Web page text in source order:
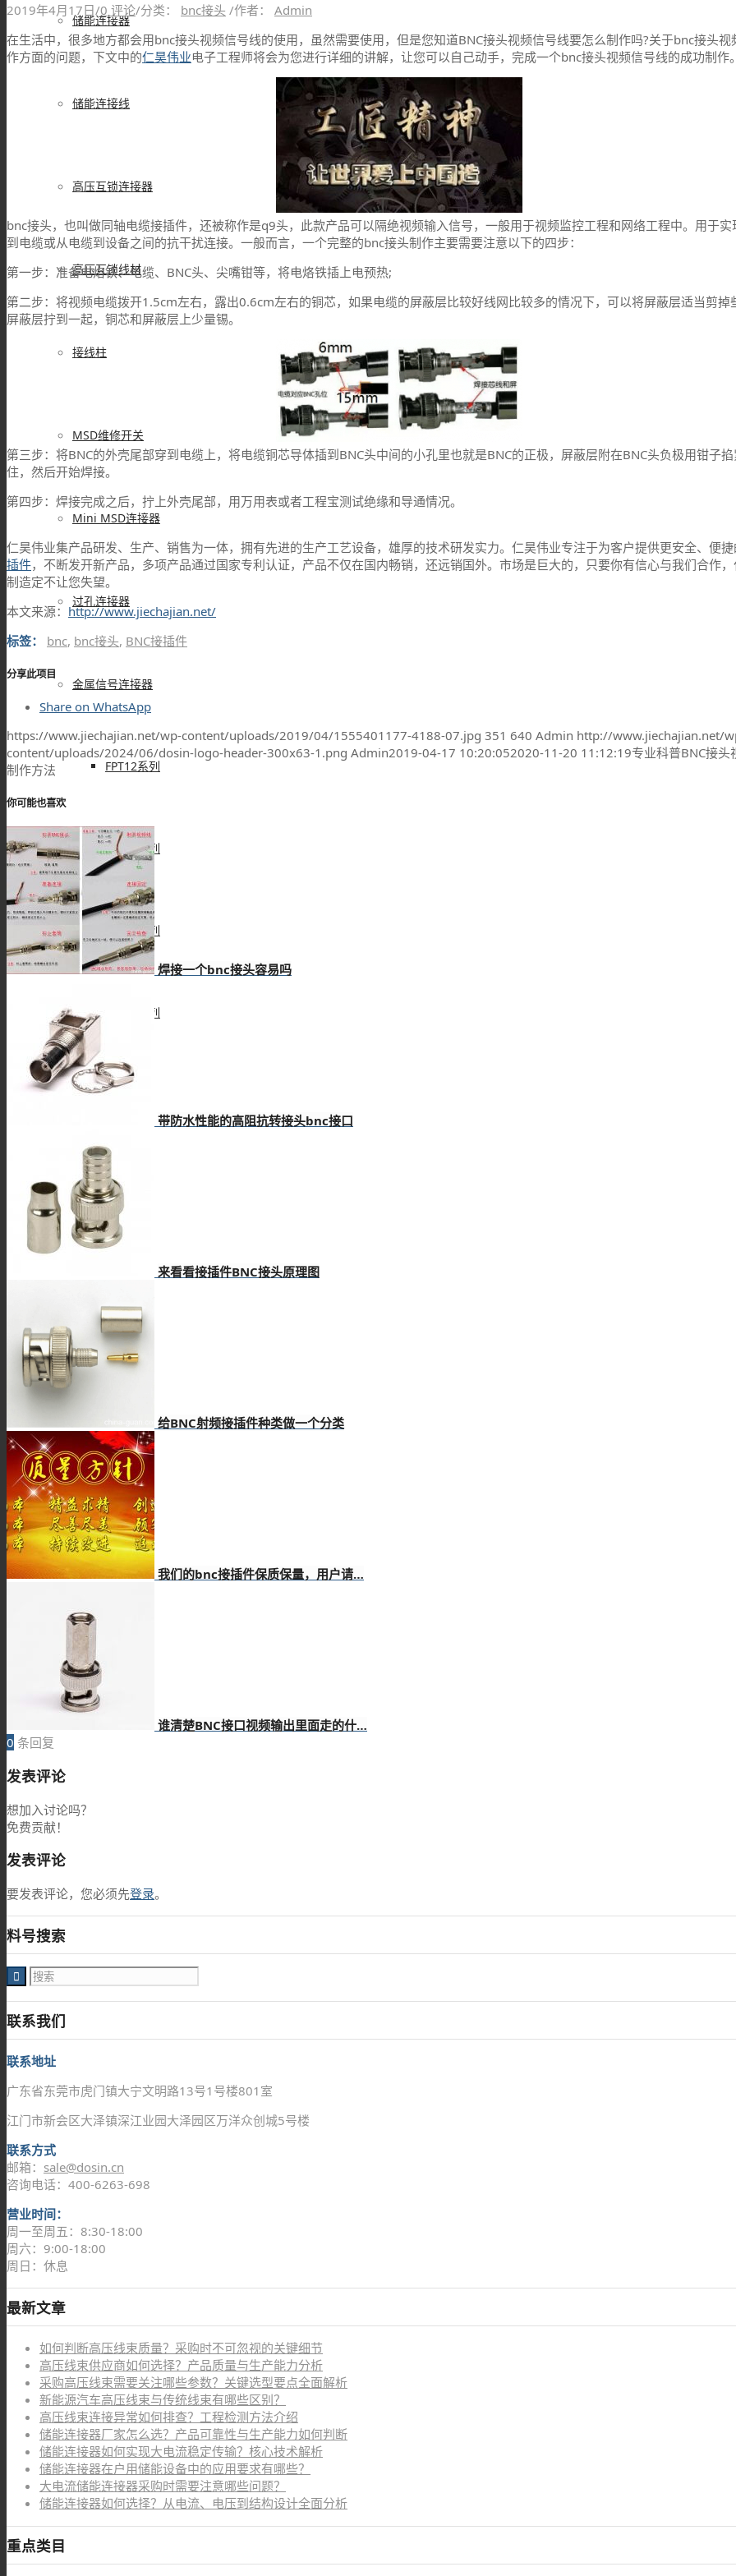
储能连接器
储能连接线
高压互锁连接器
高压互锁线材
接线柱
MSD维修开关
Mini MSD连接器
过孔连接器
金属信号连接器
FPT12系列
FPT16系列
FPT18系列
FPT22系列
欧标交流枪
TL系列
联系我们
解决方案
技术资料
菜单
2019年4月17日/0 评论/分类： bnc接头 /作者： Admin
在生活中，很多地方都会用bnc接头视频信号线的使用，虽然需要使用，但是您知道BNC接头视频信号线要怎么制作吗?关于bnc接头视
作方面的问题，下文中的仁昊伟业电子工程师将会为您进行详细的讲解，让您可以自己动手，完成一个bnc接头视频信号线的成功制作。
bnc接头，也叫做同轴电缆接插件，还被称作是q9头，此款产品可以隔绝视频输入信号，一般用于视频监控工程和网络工程中。用于实
到电缆或从电缆到设备之间的抗干扰连接。一般而言，一个完整的bnc接头制作主要需要注意以下的四步：
第一步：准备电烙铁、电缆、BNC头、尖嘴钳等，将电烙铁插上电预热;
第二步：将视频电缆拨开1.5cm左右，露出0.6cm左右的铜芯，如果电缆的屏蔽层比较好线网比较多的情况下，可以将屏蔽层适当剪掉
屏蔽层拧到一起，铜芯和屏蔽层上少量锡。
第三步：将BNC的外壳尾部穿到电缆上，将电缆铜芯导体插到BNC头中间的小孔里也就是BNC的正极，屏蔽层附在BNC头负极用钳子
住，然后开始焊接。
第四步：焊接完成之后，拧上外壳尾部，用万用表或者工程宝测试绝缘和导通情况。
仁昊伟业集产品研发、生产、销售为一体，拥有先进的生产工艺设备，雄厚的技术研发实力。仁昊伟业专注于为客户提供更安全、便捷
插件，不断发开新产品，多项产品通过国家专利认证，产品不仅在国内畅销，还远销国外。市场是巨大的，只要你有信心与我们合作
制造定不让您失望。
本文来源： http://www.jiechajian.net/
标签：
bnc, bnc接头, BNC接插件
分享此项目
Share on WhatsApp
https://www.jiechajian.net/wp-content/uploads/2019/04/1555401177-4188-07.jpg 351 640 Admin http://www.jiechajian.net/
content/uploads/2024/06/dosin-logo-header-300x63-1.png Admin2019-04-17 10:20:052020-11-20 11:12:19专业科普BNC接头
制作方法
你可能也喜欢
焊接一个bnc接头容易吗
带防水性能的高阻抗转接头bnc接口
来看看接插件BNC接头原理图
给BNC射频接插件种类做一个分类
我们的bnc接插件保质保量，用户请…
谁清楚BNC接口视频输出里面走的什…
0 条回复
发表评论
想加入讨论吗？
免费贡献！
发表评论
要发表评论，您必须先登录。
料号搜索
联系我们
联系地址
广东省东莞市虎门镇大宁文明路13号1号楼801室
江门市新会区大泽镇深江业园大泽园区万洋众创城5号楼
联系方式
邮箱： sale@dosin.cn
咨询电话：400-6263-698
营业时间：
周一至周五：8:30-18:00
周六：9:00-18:00
周日：休息
最新文章
如何判断高压线束质量？采购时不可忽视的关键细节
高压线束供应商如何选择？产品质量与生产能力分析
采购高压线束需要关注哪些参数？关键选型要点全面解析
新能源汽车高压线束与传统线束有哪些区别？
高压线束连接异常如何排查？工程检测方法介绍
储能连接器厂家怎么选？产品可靠性与生产能力如何判断
储能连接器如何实现大电流稳定传输？核心技术解析
储能连接器在户用储能设备中的应用要求有哪些？
大电流储能连接器采购时需要注意哪些问题？
储能连接器如何选择？从电流、电压到结构设计全面分析
重点类目